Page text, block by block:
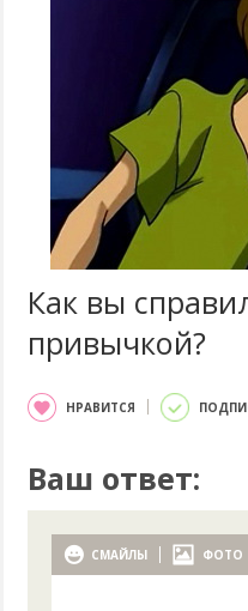
Как вы
привычкой?
НРАВИТСЯ
Ваш ответ:
СМАЙЛЫ ФОТО